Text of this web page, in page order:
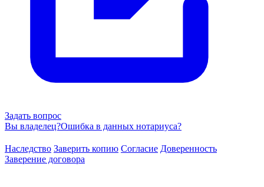
Задать вопрос
Вы владелец?Ошибка в данных нотариуса?
Наследство Заверить копию Согласие Доверенность
Заверение договора